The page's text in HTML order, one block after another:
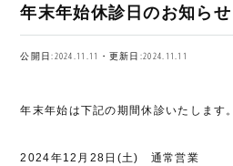
年末年始休診日のお知らせ
公開日:2024.11.11・更新日:2024.11.11
年末年始は下記の期間休診いたします。
2024年12月28日(土) 通常営業